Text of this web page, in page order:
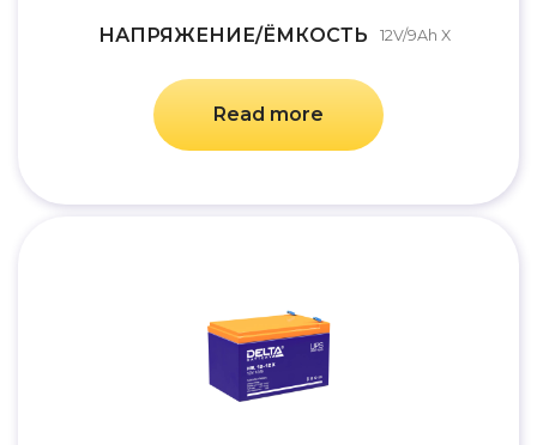
НАПРЯЖЕНИЕ/ЁМКОСТЬ 12V/9Ah X
Read more